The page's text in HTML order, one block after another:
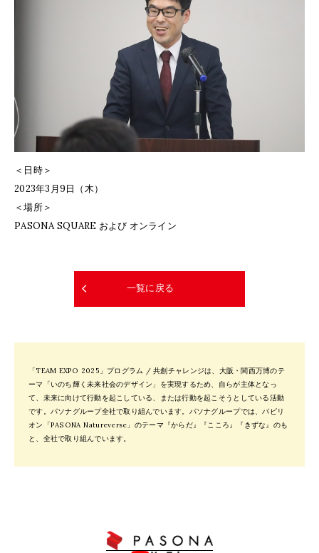
＜日時＞
2023年3月9日（木）
＜場所＞
PASONA SQUARE および オンライン
一覧に戻る
「TEAM EXPO 2025」プログラム / 共創チャレンジは、大阪・関西万博のテ
ーマ「いのち輝く未来社会のデザイン」を実現するため、自らが主体となっ
て、未来に向けて行動を起こしている、または行動を起こそうとしている活動
です。パソナグループ全社で取り組んでいます。パソナグループでは、パビリ
オン「PASONA Natureverse」のテーマ『からだ』『こころ』『きずな』のも
と、全社で取り組んでいます。